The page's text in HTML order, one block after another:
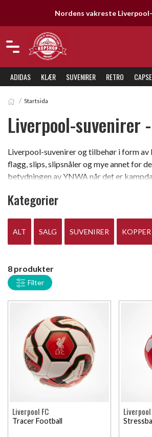
Nordens vakreste
ADIDAS KLÆR SUVENIRER RETRO
Startsida
Liverpool-suvenirer
Liverpool-suvenirer og tilbehør i form av
flagg, slips, slipsnåler og mye annet for
betydningen av YNWA når det er
biografi eller annet så har vi til og med
Kategorier
ALT SALG SUVENIRER
8 produkter
Filter
Liverpool FC
Tracer Football
Liverpool